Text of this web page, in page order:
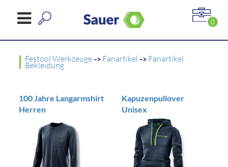
0
Festool Werkzeuge-> Fanartikel-> Fanartikel
Bekleidung
100 Jahre Langarmshirt
Herren
Kapuzenpullover
Unisex